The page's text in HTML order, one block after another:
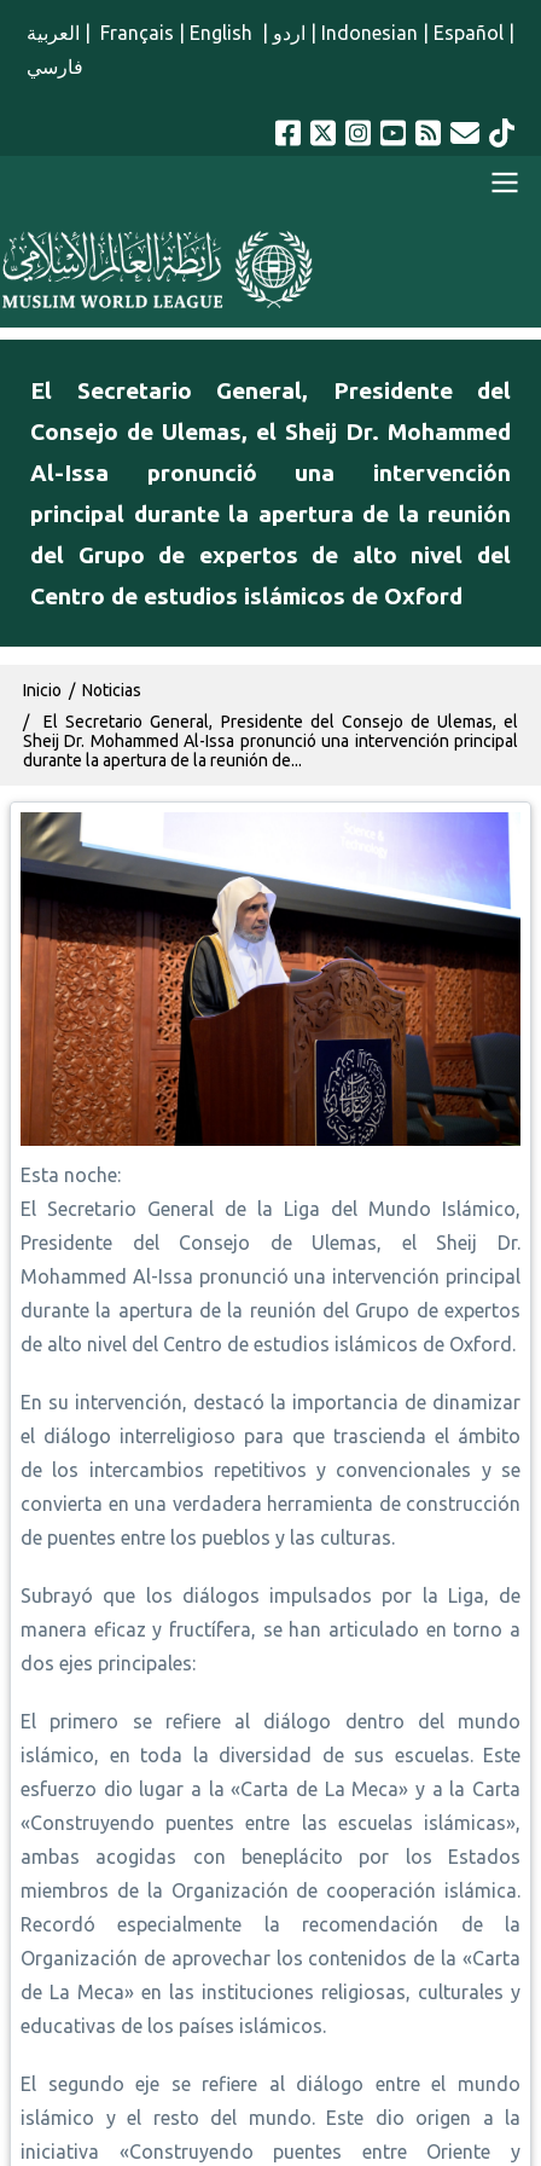
العربية Français English اردو Indonesian Español
فارسي
menu spanish
El Secretario General, Presidente del
Consejo de Ulemas, el Sheij Dr. Mohammed
Al-Issa pronunció una intervención
principal durante la apertura de la reunión
del Grupo de expertos de alto nivel del
Centro de estudios islámicos de Oxford
Ruta de navegación
Inicio
Noticias
El Secretario General, Presidente del Consejo de Ulemas, el
Sheij Dr. Mohammed Al-Issa pronunció una intervención principal
durante la apertura de la reunión de...
Esta noche:
El Secretario General de la Liga del Mundo Islámico,
Presidente del Consejo de Ulemas, el Sheij Dr.
Mohammed Al-Issa pronunció una intervención principal
durante la apertura de la reunión del Grupo de expertos
de alto nivel del Centro de estudios islámicos de Oxford.
En su intervención, destacó la importancia de dinamizar
el diálogo interreligioso para que trascienda el ámbito
de los intercambios repetitivos y convencionales y se
convierta en una verdadera herramienta de construcción
de puentes entre los pueblos y las culturas.
Subrayó que los diálogos impulsados por la Liga, de
manera eficaz y fructífera, se han articulado en torno a
dos ejes principales:
El primero se refiere al diálogo dentro del mundo
islámico, en toda la diversidad de sus escuelas. Este
esfuerzo dio lugar a la «Carta de La Meca» y a la Carta
«Construyendo puentes entre las escuelas islámicas»,
ambas acogidas con beneplácito por los Estados
miembros de la Organización de cooperación islámica.
Recordó especialmente la recomendación de la
Organización de aprovechar los contenidos de la «Carta
de La Meca» en las instituciones religiosas, culturales y
educativas de los países islámicos.
El segundo eje se refiere al diálogo entre el mundo
islámico y el resto del mundo. Este dio origen a la
iniciativa «Construyendo puentes entre Oriente y